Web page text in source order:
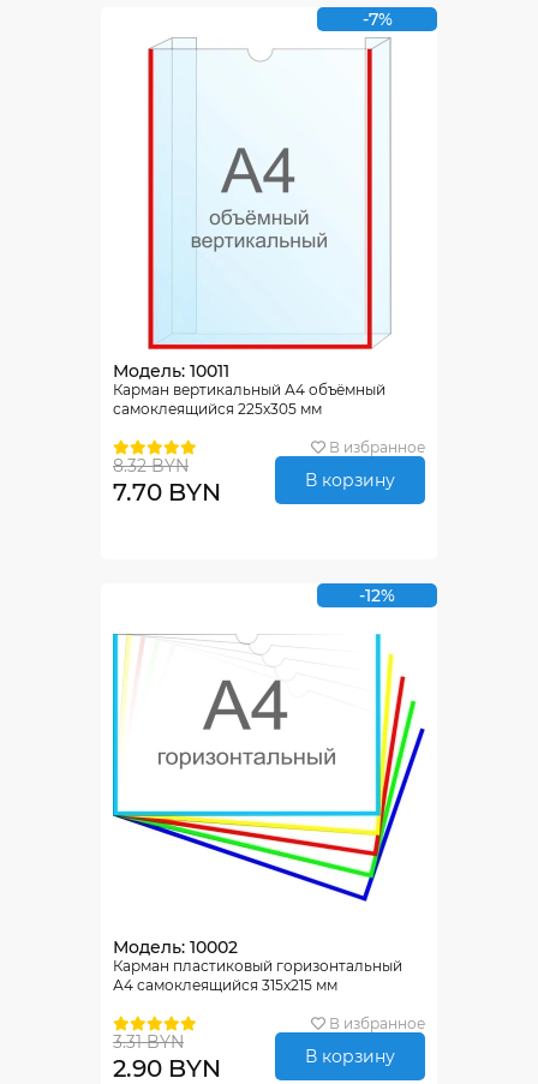
-7%
Модель: 10011
Карман вертикальный А4 объёмный
самоклеящийся 225х305 мм
В избранное
8.32 BYN
7.70 BYN В корзину
-12%
Модель: 10002
Карман пластиковый горизонтальный
А4 самоклеящийся 315х215 мм
В избранное
3.31 BYN
2.90 BYN В корзину